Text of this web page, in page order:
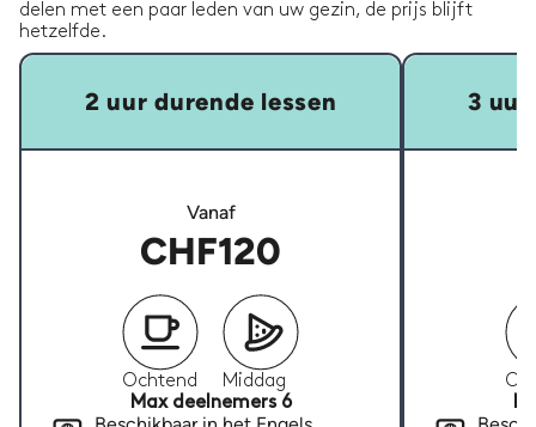
delen met een paar leden van uw gezin, de prijs blijft
hetzelfde.
2 uur durende lessen
Vanaf
CHF120
Ochtend
Middag
Max deelnemers 6
3 uur